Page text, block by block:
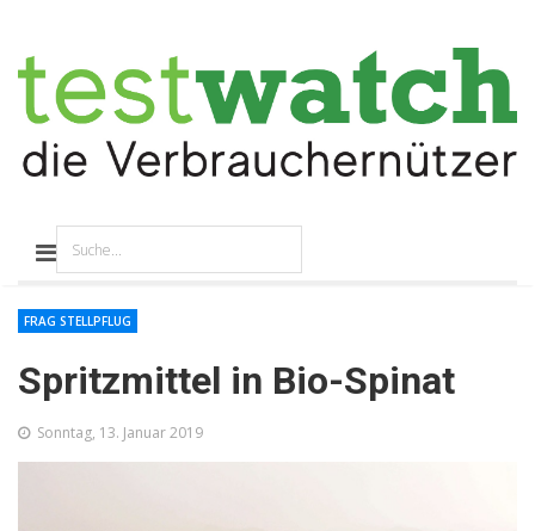
Spritzmittel in Bio-Spinat
FRAG STELLPFLUG
Sonntag, 13. Januar 2019